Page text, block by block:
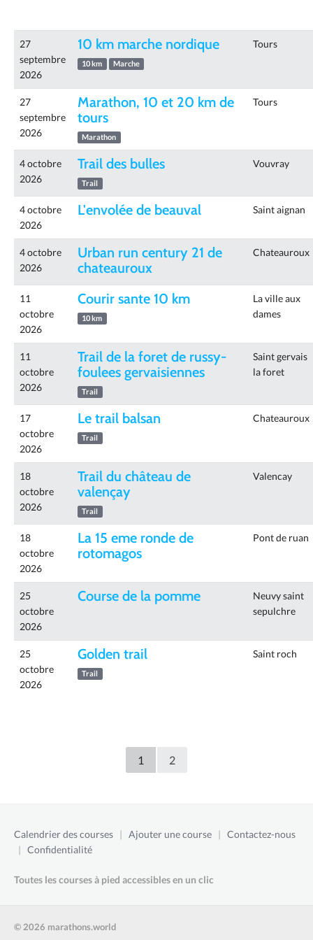
27
septembre
2026
10 km marche nordique
10 km Marche
Tours
27
septembre
2026
Marathon, 10 et 20 km de
tours
Marathon
Tours
4 octobre
2026
Trail des bulles
Trail
Vouvray
4 octobre
2026
L'envolée de beauval Saint aignan
4 octobre
2026
Urban run century 21 de
chateauroux
Chateauroux
11
octobre
2026
Courir sante 10 km
10 km
La ville aux
dames
11
octobre
2026
Trail de la foret de russy-
foulees gervaisiennes
Trail
Saint gervais
la foret
17
octobre
2026
Le trail balsan
Trail
Chateauroux
18
octobre
2026
Trail du château de
valençay
Trail
Valencay
18
octobre
2026
La 15 eme ronde de
rotomagos
Pont de ruan
25
octobre
2026
Course de la pomme
Neuvy saint
sepulchre
25
octobre
2026
Golden trail
Trail
Saint roch
1 2
Calendrier des courses | Ajouter une course | Contactez-nous
| Confidentialité
Toutes les courses à pied accessibles en un clic
© 2026 marathons.world